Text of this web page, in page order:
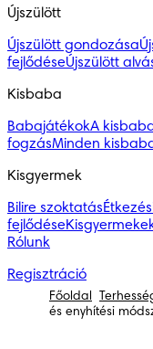
Újszülött
Újszülött gondozása
fejlődéseÚjszülött
Kisbaba
BabajátékokA
fogzásMinden
Kisgyermek
Bilire szoktatás
fejlődése
Rólunk
Regisztráció
Főoldal
és enyhítési